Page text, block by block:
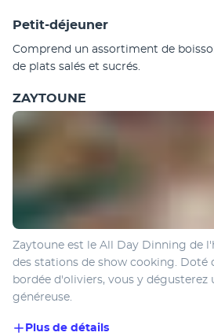
Petit-déjeuner
Comprend un assortiment de
de plats salés et sucrés.
ZAYTOUNE
Zaytoune est le All Day Dinning de
des stations de show cooking. Doté
bordée d'oliviers, vous y dégusterez
généreuse.
Plus de détails